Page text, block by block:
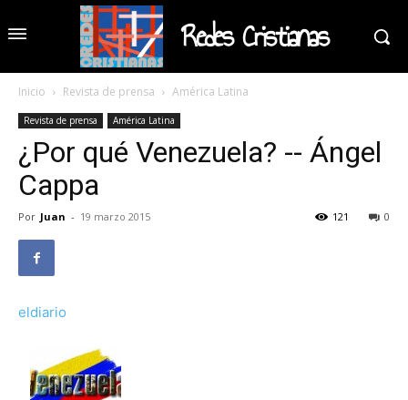
Redes Cristianas
Inicio Revista de prensa América Latina
Revista de prensa América Latina
¿Por qué Venezuela? -- Ángel
Cappa
Por Juan - 19 marzo 2015 0
121
eldiario